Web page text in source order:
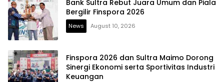
Bank Sultra Rebut Juara Umum dan Piala
Bergilir Finspora 2026
News August 10, 2026
Finspora 2026 dan Sultra Maimo Dorong
Sinergi Ekonomi serta Sportivitas Industri
Keuangan